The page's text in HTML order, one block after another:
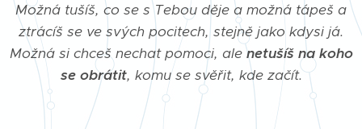
Možná tušíš, co se s Tebou děje a možná tápeš a
ztrácíš se ve svých pocitech, stejně jako kdysi já.
Možná si chceš nechat pomoci, alenetušíš na koho
se obrátit, komu se svěřit, kde začít.